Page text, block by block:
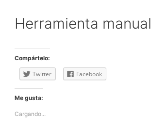
Herramienta manual
Compártelo:
Twitter Facebook
Me gusta:
Cargando...